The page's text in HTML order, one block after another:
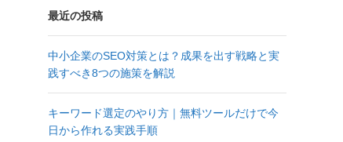
最近の投稿
中小企業のSEO対策とは？成果を出す戦略と実
践すべき8つの施策を解説
キーワード選定のやり方｜無料ツールだけで今
日から作れる実践手順